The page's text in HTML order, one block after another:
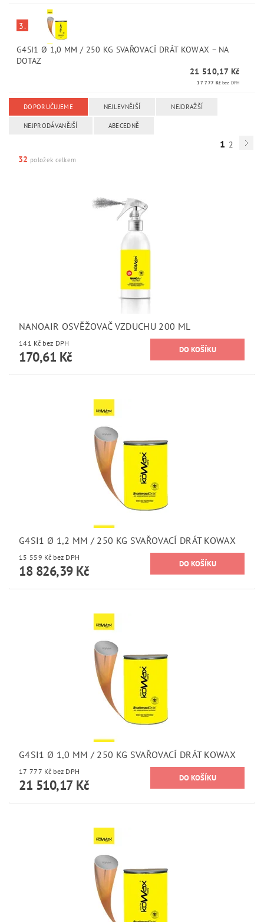
3.
G4SI1 Ø 1,0 MM / 250 KG SVAŘOVACÍ DRÁT KOWAX – NA
DOTAZ
21 510,17 Kč
17 777 Kč bez DPH
DOPORUČUJEME NEJLEVNĚJŠÍ NEJDRAŽŠÍ
NEJPRODÁVANĚJŠÍ ABECEDNĚ
1 2
32 položek celkem
NANOAIR OSVĚŽOVAČ VZDUCHU 200 ML
141 Kč bez DPH
170,61 Kč
G4SI1 Ø 1,2 MM / 250 KG SVAŘOVACÍ DRÁT KOWAX
15 559 Kč bez DPH
18 826,39 Kč
G4SI1 Ø 1,0 MM / 250 KG SVAŘOVACÍ DRÁT KOWAX
17 777 Kč bez DPH
21 510,17 Kč